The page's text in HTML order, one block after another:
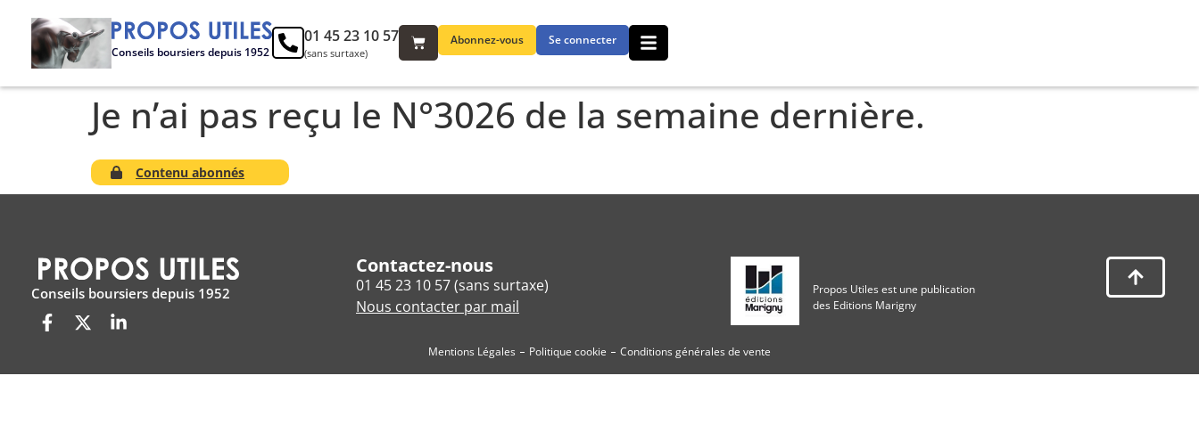
Conseils boursiers depuis 1952
Abonnez-vous Se connecter
01 45 23 10 57
(sans surtaxe)
Je n’ai pas reçu le N°3026 de la semaine dernière.
Contenu abonnés
Conseils boursiers depuis 1952
Contactez-nous
01 45 23 10 57 (sans surtaxe)
Nous contacter par mail
Propos Utiles est une publication
des Editions Marigny
Mentions Légales Politique cookie Conditions générales de vente